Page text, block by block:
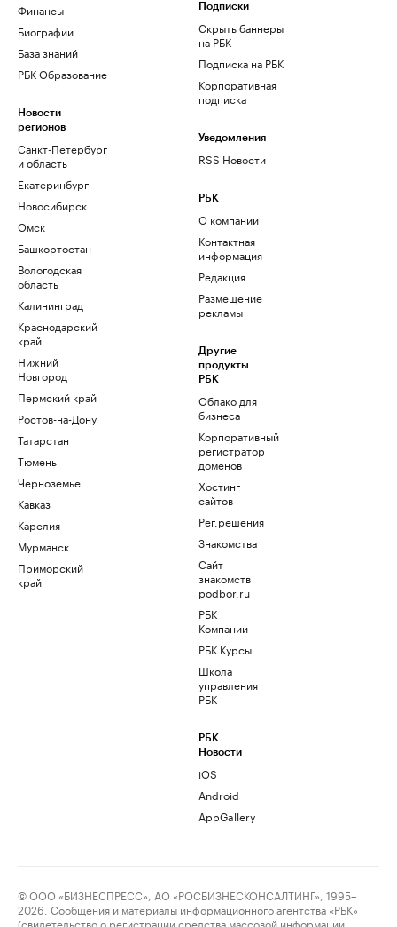
Финансы
Биографии
База знаний
РБК Образование
Новости
регионов
Санкт-Петербург
и область
Екатеринбург
Новосибирск
Омск
Башкортостан
Вологодская
область
Калининград
Краснодарский
край
Нижний
Новгород
Пермский край
Ростов-на-Дону
Татарстан
Тюмень
Черноземье
Кавказ
Карелия
Мурманск
Приморский
край
Подписки
Скрыть баннеры
на РБК
Подписка на РБК
Корпоративная
подписка
Уведомления
RSS Новости
РБК
О компании
Контактная
информация
Редакция
Размещение
рекламы
Другие
продукты
РБК
Облако для
бизнеса
Корпоративный
регистратор
доменов
Хостинг
сайтов
Рег.решения
Знакомства
Сайт
знакомств
podbor.ru
РБК
Компании
РБК Курсы
Школа
управления
РБК
РБК
Новости
iOS
Android
AppGallery
© ООО «БИЗНЕСПРЕСС», АО «РОСБИЗНЕСКОНСАЛТИНГ», 1995–
2026. Сообщения и материалы информационного агентства «РБК»
(свидетельство о регистрации средства массовой информации